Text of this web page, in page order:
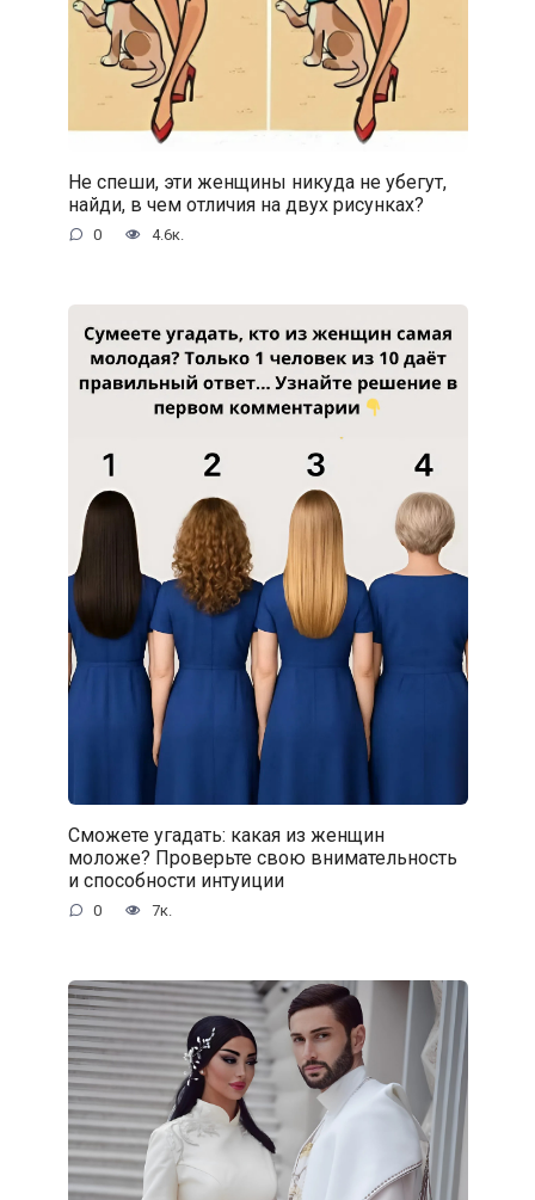
Не спеши, эти женщины никуда не убегут,
найди, в чем отличия на двух рисунках?
0 4.6к.
Сможете угадать: какая из женщин
моложе? Проверьте свою внимательность
и способности интуиции
0 7к.